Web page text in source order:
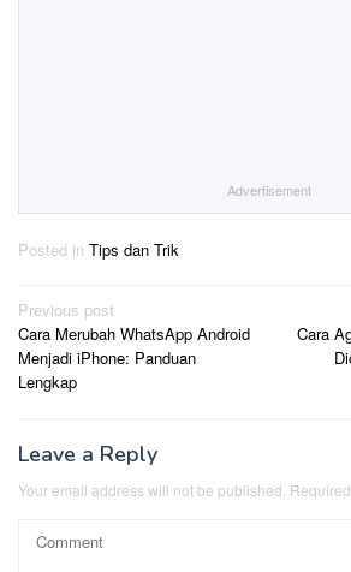
Advertisement
Posted in Tips dan Trik
Post
navigation
Previous post
Cara Merubah WhatsApp Android
Menjadi iPhone: Panduan
Lengkap
Cara
Leave a Reply
Your email address will not be published.